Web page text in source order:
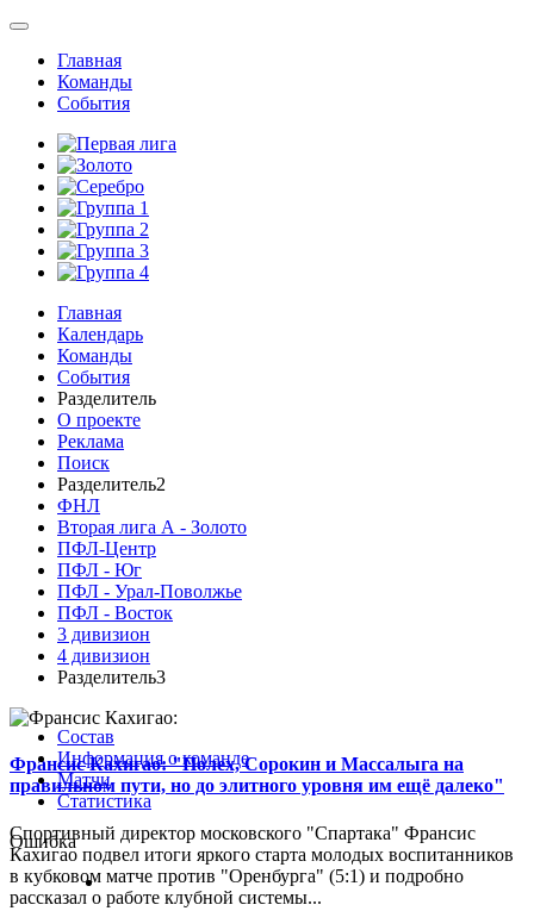
Главная
Команды
События
Главная
Календарь
Команды
События
Разделитель
О проекте
Реклама
Поиск
Разделитель2
ФНЛ
Вторая лига А - Золото
ПФЛ-Центр
ПФЛ - Юг
ПФЛ - Урал-Поволжье
ПФЛ - Восток
3 дивизион
4 дивизион
Разделитель3
Франсис Кахигао: "Полех, Сорокин и Массалыга на
правильном пути, но до элитного уровня им ещё далеко"
Спортивный директор московского "Спартака" Франсис
Кахигао подвел итоги яркого старта молодых воспитанников
в кубковом матче против "Оренбурга" (5:1) и подробно
рассказал о работе клубной системы...
Состав
Информация о команде
Матчи
Статистика
Ошибка